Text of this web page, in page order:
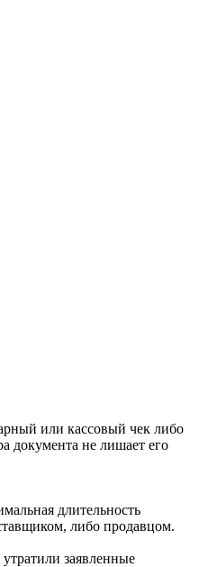
или кассовый чек либо
документа не лишает его
длительность
либо продавцом.
заявленные